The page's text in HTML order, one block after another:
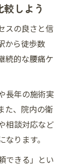
しよう
スの良さと信
から徒歩数
続的な腰痛ケ
長年の施術実
た、院内の衛
相談対応など
ります。
できる」とい